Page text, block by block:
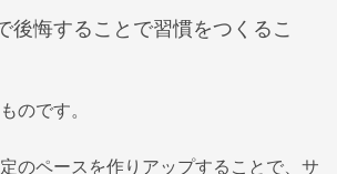
後悔することで習慣をつくるこ
のです。
のペースを作りアップすることで、サ